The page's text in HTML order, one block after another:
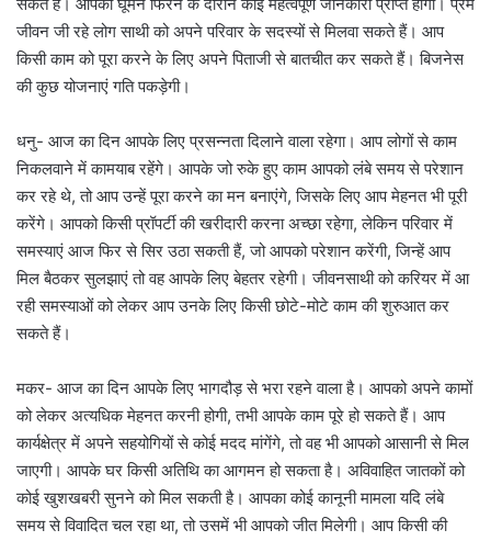
जीवन जी रहे लोग साथी को अपने परिवार के सदस्यों से मिलवा सकते हैं। आप
किसी काम को पूरा करने के लिए अपने पिताजी से बातचीत कर सकते हैं। बिजनेस
की कुछ योजनाएं गति पकड़ेगी।
धनु- आज का दिन आपके लिए प्रसन्नता दिलाने वाला रहेगा। आप लोगों से काम
निकलवाने में कामयाब रहेंगे। आपके जो रुके हुए काम आपको लंबे समय से परेशान
कर रहे थे, तो आप उन्हें पूरा करने का मन बनाएंगे, जिसके लिए आप मेहनत भी पूरी
करेंगे। आपको किसी प्रॉपर्टी की खरीदारी करना अच्छा रहेगा, लेकिन परिवार में
समस्याएं आज फिर से सिर उठा सकती हैं, जो आपको परेशान करेंगी, जिन्हें आप
मिल बैठकर सुलझाएं तो वह आपके लिए बेहतर रहेगी। जीवनसाथी को करियर में आ
रही समस्याओं को लेकर आप उनके लिए किसी छोटे-मोटे काम की शुरुआत कर
सकते हैं।
मकर- आज का दिन आपके लिए भागदौड़ से भरा रहने वाला है। आपको अपने कामों
को लेकर अत्यधिक मेहनत करनी होगी, तभी आपके काम पूरे हो सकते हैं। आप
कार्यक्षेत्र में अपने सहयोगियों से कोई मदद मांगेंगे, तो वह भी आपको आसानी से मिल
जाएगी। आपके घर किसी अतिथि का आगमन हो सकता है। अविवाहित जातकों को
कोई खुशखबरी सुनने को मिल सकती है। आपका कोई कानूनी मामला यदि लंबे
समय से विवादित चल रहा था, तो उसमें भी आपको जीत मिलेगी। आप किसी की